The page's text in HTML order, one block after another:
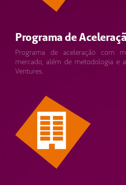
Programa de
Programa de aceleração com
mercado, além de metodologia e
Ventures.